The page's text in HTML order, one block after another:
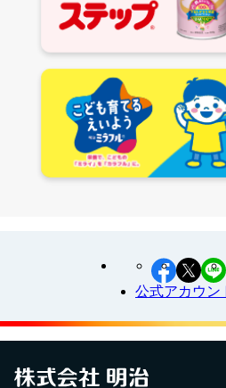
場合は無効連絡を行っておりま
ださい。
・当選者個人情報取得後に重複
発送情報のご登録をいただいた
させていただきます。
・本キャンペーンにご応募の際は
上ご応募ください。
・本キャンペーンへのご参加は､
ただきます。
ご了承ください。
・パソコン、スマートフォンから
ークの混雑により、接続に時間
す。
・応募締切間近はアクセス集中等
場合がございますので、お時間
ださい。
公式アカウン